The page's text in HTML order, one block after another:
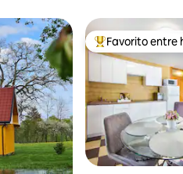
Favorito entre
Favorito entre